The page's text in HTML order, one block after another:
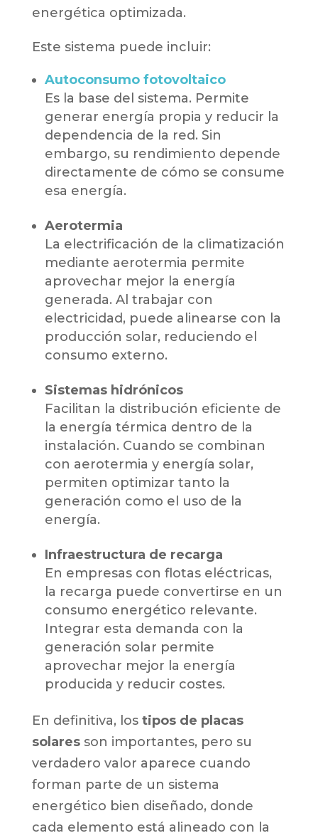
energética optimizada.
Este sistema puede incluir:
Autoconsumo fotovoltaico
Es la base del sistema. Permite
generar energía propia y reducir la
dependencia de la red. Sin
embargo, su rendimiento depende
directamente de cómo se consume
esa energía.
Aerotermia
La electrificación de la climatización
mediante aerotermia permite
aprovechar mejor la energía
generada. Al trabajar con
electricidad, puede alinearse con la
producción solar, reduciendo el
consumo externo.
Sistemas hidrónicos
Facilitan la distribución eficiente de
la energía térmica dentro de la
instalación. Cuando se combinan
con aerotermia y energía solar,
permiten optimizar tanto la
generación como el uso de la
energía.
Infraestructura de recarga
En empresas con flotas eléctricas,
la recarga puede convertirse en un
consumo energético relevante.
Integrar esta demanda con la
generación solar permite
aprovechar mejor la energía
producida y reducir costes.
En definitiva, los tipos de placas
solaresson importantes, pero su
verdadero valor aparece cuando
forman parte de un sistema
energético bien diseñado, donde
cada elemento está alineado con la